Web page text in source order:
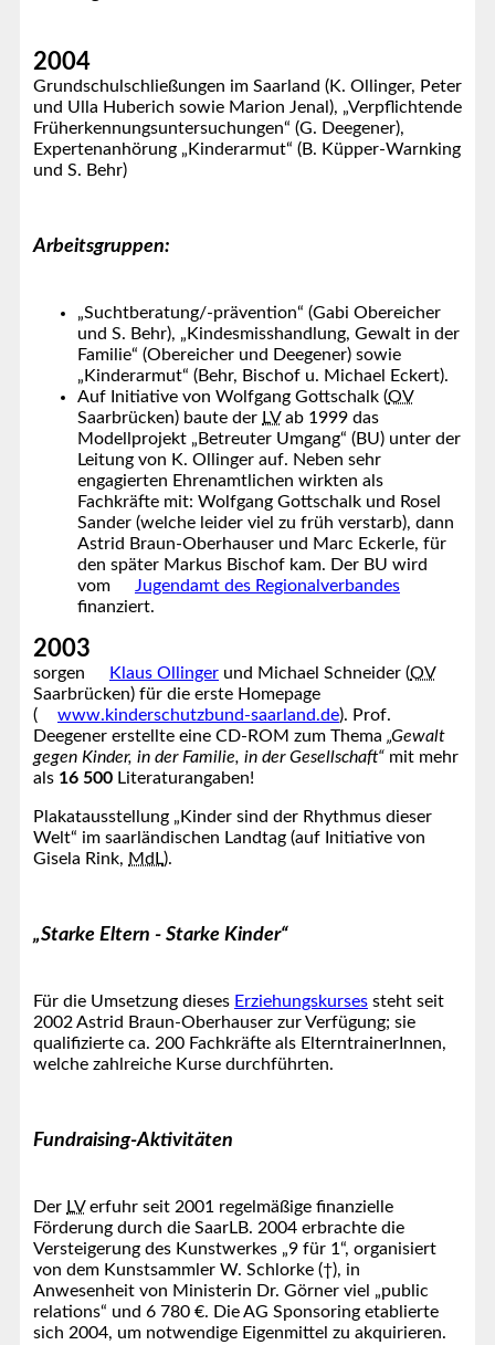
2004
Grundschulschließungen im Saarland (K. Ollinger, Peter
und Ulla Huberich sowie Marion Jenal), „Verpflichtende
Früherkennungsuntersuchungen“ (G. Deegener),
Expertenanhörung „Kinderarmut“ (B. Küpper-Warnking
und S. Behr)
Arbeitsgruppen:
„Suchtberatung/-prävention“ (Gabi Obereicher
und S. Behr), „Kindesmisshandlung, Gewalt in der
Familie“ (Obereicher und Deegener) sowie
„Kinderarmut“ (Behr, Bischof u. Michael Eckert).
Auf Initiative von Wolfgang Gottschalk (OV
Saarbrücken) baute der LVab 1999 das
Modellprojekt „Betreuter Umgang“ (BU) unter der
Leitung von K. Ollinger auf. Neben sehr
engagierten Ehrenamtlichen wirkten als
Fachkräfte mit: Wolfgang Gottschalk und Rosel
Sander (welche leider viel zu früh verstarb), dann
Astrid Braun-Oberhauser und Marc Eckerle, für
den später Markus Bischof kam. Der BU wird
vom
Jugendamt des Regionalverbandes
finanziert.
2003
sorgen Klaus Ollinger und Michael Schneider (OV
Saarbrücken) für die erste Homepage
(
www.kinderschutzbund-saarland.de). Prof.
Deegener erstellte eine CD-ROM zum Thema „Gewalt
gegen Kinder, in der Familie, in der Gesellschaft“ mit mehr
als 16 500 Literaturangaben!
Plakatausstellung „Kinder sind der Rhythmus dieser
Welt“ im saarländischen Landtag (auf Initiative von
Gisela Rink, MdL).
„Starke Eltern - Starke Kinder“
Für die Umsetzung dieses Erziehungskurses steht seit
2002 Astrid Braun-Oberhauser zur Verfügung; sie
qualifizierte ca. 200 Fachkräfte als ElterntrainerInnen,
welche zahlreiche Kurse durchführten.
Fundraising-Aktivitäten
Der LVerfuhr seit 2001 regelmäßige finanzielle
Förderung durch die SaarLB. 2004 erbrachte die
Versteigerung des Kunstwerkes „9 für 1“, organisiert
von dem Kunstsammler W. Schlorke (†), in
Anwesenheit von Ministerin Dr. Görner viel „public
relations“ und 6 780 €. Die AG Sponsoring etablierte
sich 2004, um notwendige Eigenmittel zu akquirieren.